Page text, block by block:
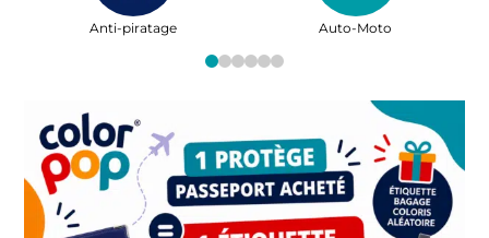
Anti-piratage Auto-Moto